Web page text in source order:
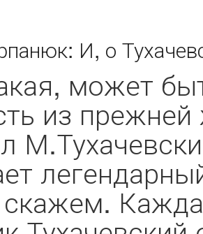
И, о
может
из